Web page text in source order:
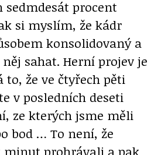
sedmdesát procent
si myslím, že kádr
konsolidovaný a
sahat. Herní projev je
to, že ve čtyřech pěti
v posledních deseti
ze kterých jsme měli
bod … To není, že
minut prohrávali a pak